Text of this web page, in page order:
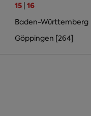
15 16
Baden-Württemberg
Göppingen [264]